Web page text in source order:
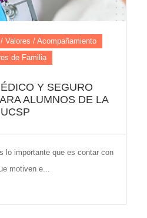
Valores / Acompañamiento
de Familia
Y SEGURO
ALUMNOS DE LA
UCSP
lo importante que es contar con
motiven e...